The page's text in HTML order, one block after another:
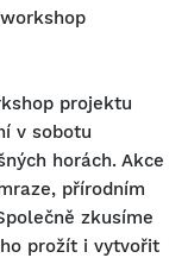
projektu
v sobotu
horách. Akce
přírodním
zkusíme
prožít i vytvořit